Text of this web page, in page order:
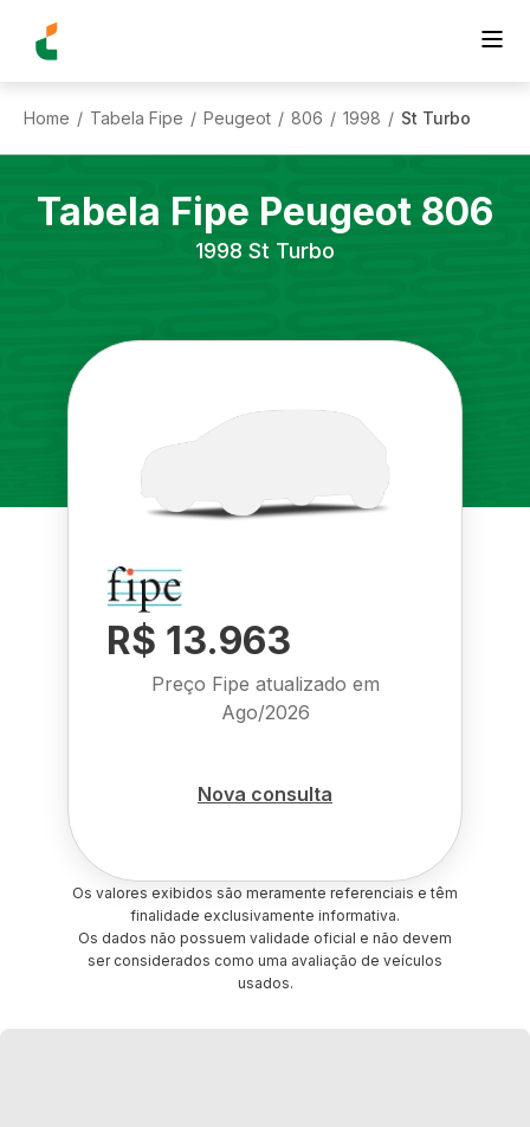
Home / Tabela Fipe / Peugeot / 806 / 1998 / St Turbo
Tabela Fipe Peugeot 806
1998 St Turbo
R$ 13.963
Preço Fipe atualizado em
Ago/2026
Nova consulta
Os valores exibidos são meramente referenciais e têm
finalidade exclusivamente informativa.
Os dados não possuem validade oficial e não devem
ser considerados como uma avaliação de veículos
usados.